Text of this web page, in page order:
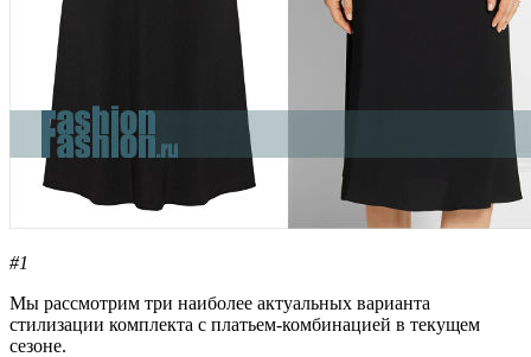
#1
Мы рассмотрим три наиболее актуальных варианта
стилизации комплекта с платьем-комбинацией в текущем
сезоне.